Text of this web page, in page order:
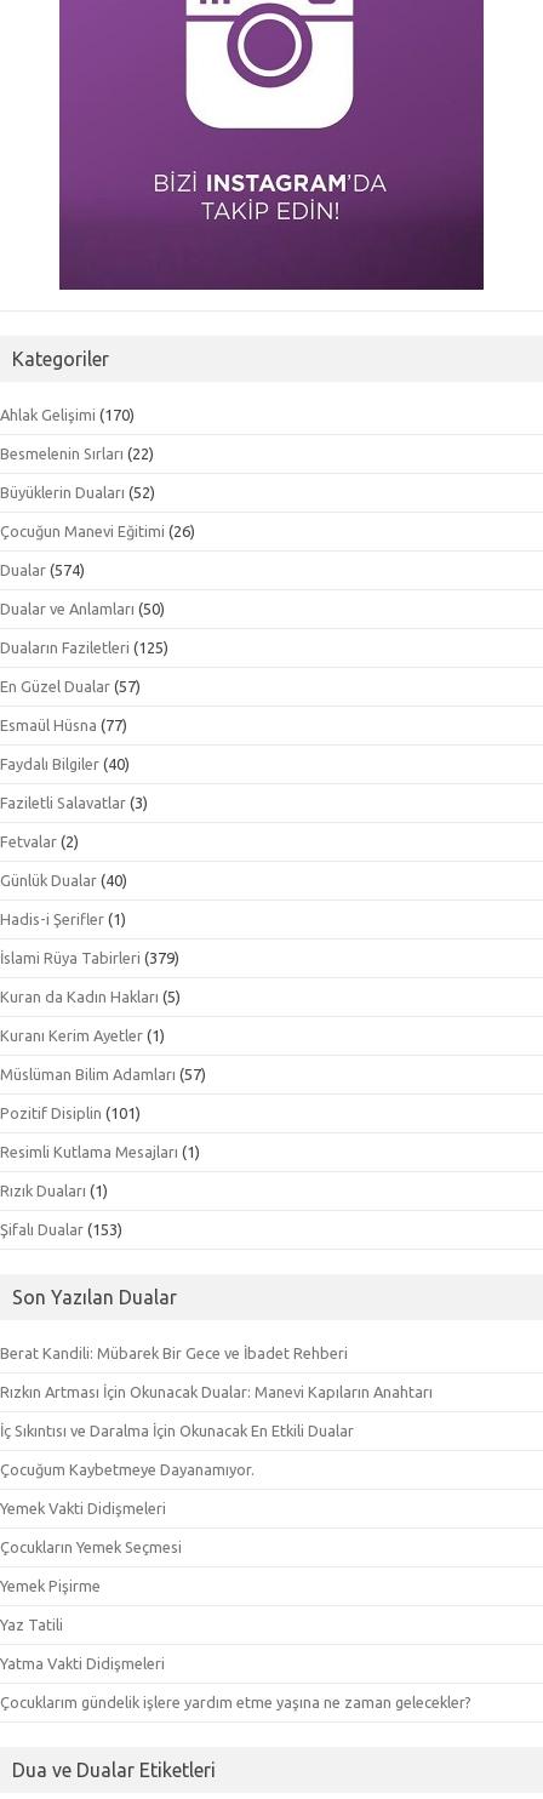
Kategoriler
Ahlak Gelişimi (170)
Besmelenin Sırları (22)
Büyüklerin Duaları (52)
Çocuğun Manevi Eğitimi (26)
Dualar (574)
Dualar ve Anlamları (50)
Duaların Faziletleri (125)
En Güzel Dualar (57)
Esmaül Hüsna (77)
Faydalı Bilgiler (40)
Faziletli Salavatlar (3)
Fetvalar (2)
Günlük Dualar (40)
Hadis-i Şerifler (1)
İslami Rüya Tabirleri (379)
Kuran da Kadın Hakları (5)
Kuranı Kerim Ayetler (1)
Müslüman Bilim Adamları (57)
Pozitif Disiplin (101)
Resimli Kutlama Mesajları (1)
Rızık Duaları (1)
Şifalı Dualar (153)
Son Yazılan Dualar
Berat Kandili: Mübarek Bir Gece ve İbadet Rehberi
Rızkın Artması İçin Okunacak Dualar: Manevi Kapıların Anahtarı
İç Sıkıntısı ve Daralma İçin Okunacak En Etkili Dualar
Çocuğum Kaybetmeye Dayanamıyor.
Yemek Vakti Didişmeleri
Çocukların Yemek Seçmesi
Yemek Pişirme
Yaz Tatili
Yatma Vakti Didişmeleri
Çocuklarım gündelik işlere yardım etme yaşına ne zaman gelecekler?
Dua ve Dualar Etiketleri